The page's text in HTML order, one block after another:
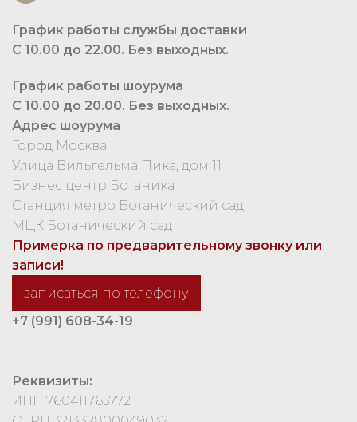
График работы службы доставки
С 10.00 до 22.00. Без выходных.
График работы шоурума
С 10.00 до 20.00. Без выходных.
Адрес шоурума
Город Москва
Улица Вильгельма Пика, дом 11
Бизнес центр Ботаника
Станция метро Ботанический сад
МЦК Ботанический сад
Примерка по предварительному звонку или
записи!
записаться по телефону
+7 (991) 608-34-19
Реквизиты:
ИНН 760411765772